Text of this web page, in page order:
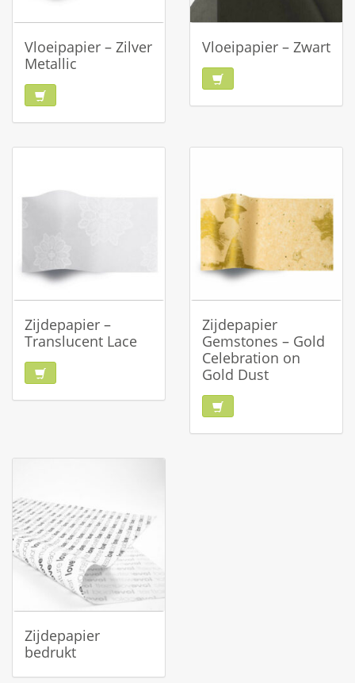
Vloeipapier – Zilver
Metallic
Vloeipapier – Zwart
Zijdepapier –
Translucent Lace
Zijdepapier
Gemstones – Gold
Celebration on
Gold Dust
Zijdepapier
bedrukt